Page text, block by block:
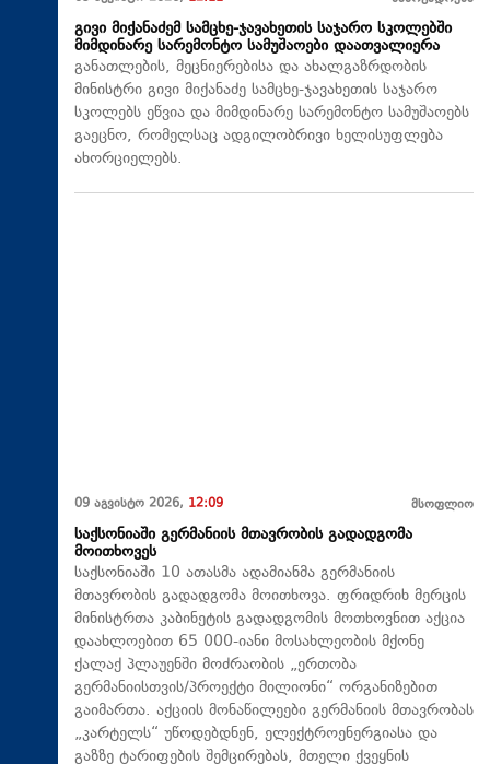
გივი მიქანაძემ სამცხე-ჯავახეთის საჯარო სკოლებში
მიმდინარე სარემონტო სამუშაოები დაათვალიერა
განათლების, მეცნიერებისა და ახალგაზრდობის
მინისტრი გივი მიქანაძე სამცხე-ჯავახეთის საჯარო
სკოლებს ეწვია და მიმდინარე სარემონტო სამუშაოებს
გაეცნო, რომელსაც ადგილობრივი ხელისუფლება
ახორციელებს.
09 აგვისტო 2026, 12:09 მსოფლიო
საქსონიაში გერმანიის მთავრობის გადადგომა
მოითხოვეს
საქსონიაში 10 ათასმა ადამიანმა გერმანიის
მთავრობის გადადგომა მოითხოვა. ფრიდრიხ მერცის
მინისტრთა კაბინეტის გადადგომის მოთხოვნით აქცია
დაახლოებით 65 000-იანი მოსახლეობის მქონე
ქალაქ პლაუენში მოძრაობის „ერთობა
გერმანიისთვის/პროექტი მილიონი“ ორგანიზებით
გაიმართა. აქციის მონაწილეები გერმანიის მთავრობას
„კარტელს“ უწოდებდნენ, ელექტროენერგიასა და
გაზზე ტარიფების შემცირებას, მთელი ქვეყნის